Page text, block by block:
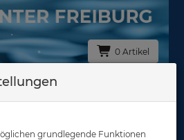
0 Artikel
grundlegende Funktionen